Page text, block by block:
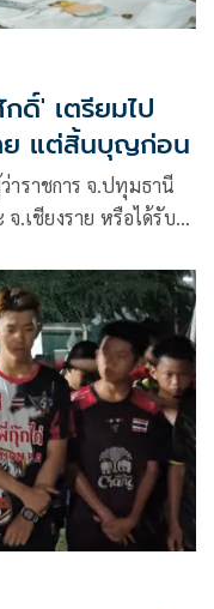
ดิ์' เตรียมไป
ย แต่สิ้นบุญก่อน
าราชการ จ.ปทุมธานี
จ.เชียงราย หรือได้รับ